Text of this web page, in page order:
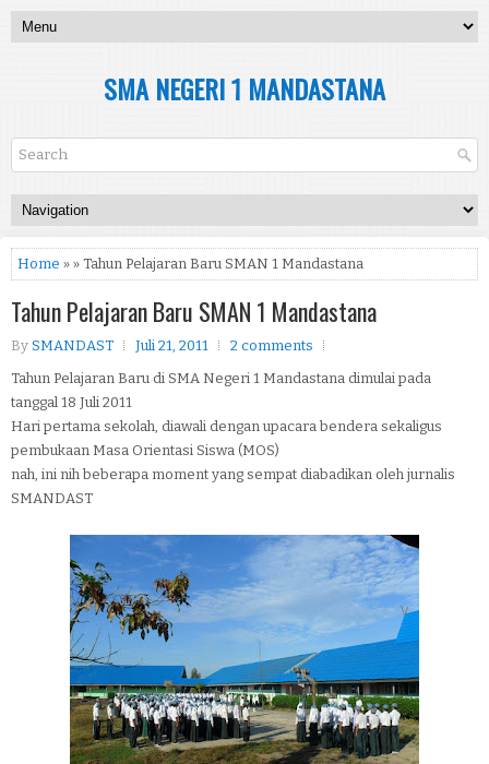
SMA NEGERI 1 MANDASTANA
Home » » Tahun Pelajaran Baru SMAN 1 Mandastana
Tahun Pelajaran Baru SMAN 1 Mandastana
By SMANDAST Juli 21, 2011
2 comments
Tahun Pelajaran Baru di SMA Negeri 1 Mandastana dimulai pada
tanggal 18 Juli 2011
Hari pertama sekolah, diawali dengan upacara bendera sekaligus
pembukaan Masa Orientasi Siswa (MOS)
nah, ini nih beberapa moment yang sempat diabadikan oleh jurnalis
SMANDAST